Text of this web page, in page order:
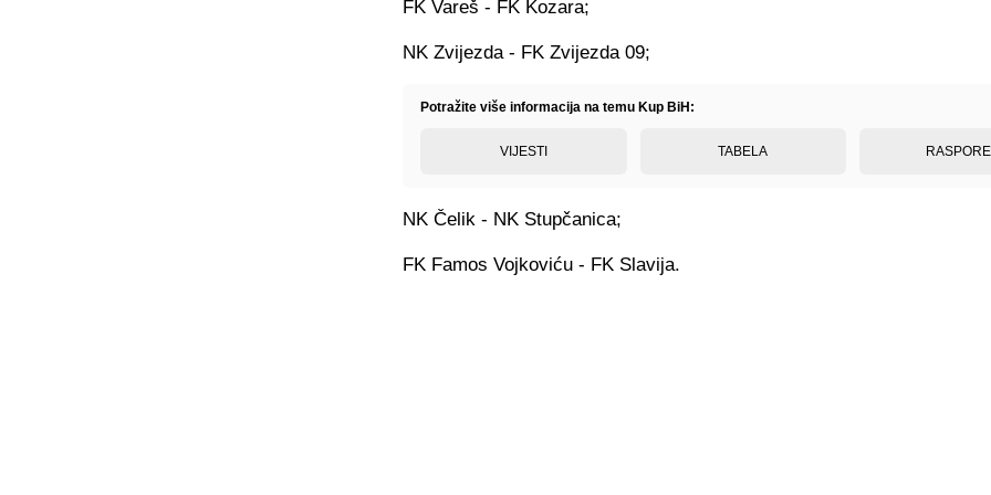
FK Vareš - FK Kozara;
NK Zvijezda - FK Zvijezda 09;
Potražite više informacija na temu Kup BiH:
VIJESTI TABELA
NK Čelik - NK Stupčanica;
FK Famos Vojkoviću - FK Slavija.